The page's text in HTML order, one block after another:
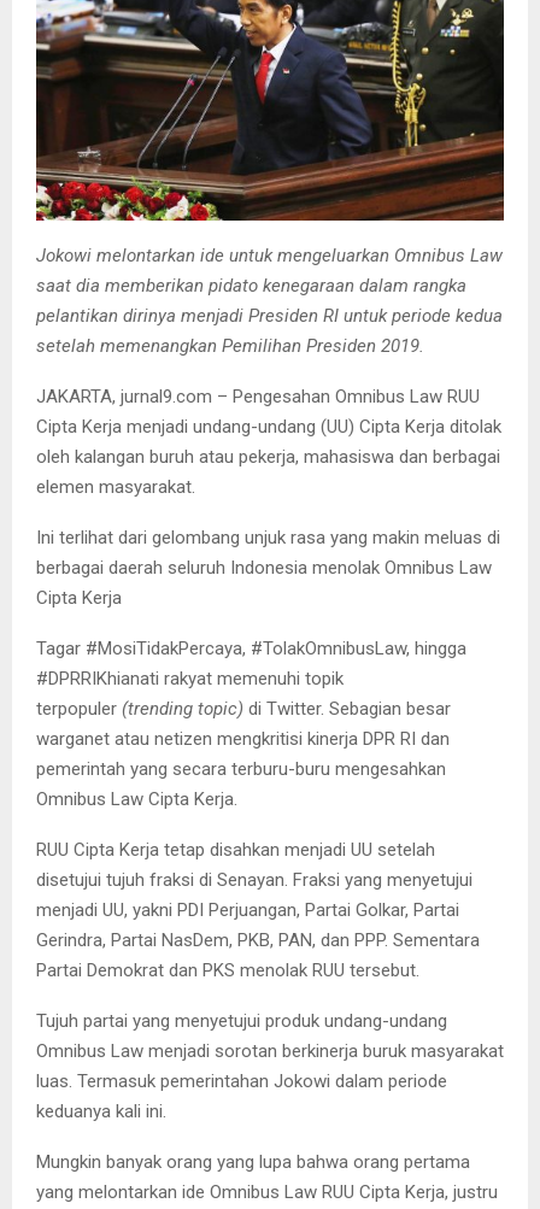
Jokowi melontarkan ide untuk mengeluarkan Omnibus Law
saat dia memberikan pidato kenegaraan dalam rangka
pelantikan dirinya menjadi Presiden RI untuk periode kedua
setelah memenangkan Pemilihan Presiden 2019.
JAKARTA, jurnal9.com – Pengesahan Omnibus Law RUU
Cipta Kerja menjadi undang-undang (UU) Cipta Kerja ditolak
oleh kalangan buruh atau pekerja, mahasiswa dan berbagai
elemen masyarakat.
Ini terlihat dari gelombang unjuk rasa yang makin meluas di
berbagai daerah seluruh Indonesia menolak Omnibus Law
Cipta Kerja
Tagar #MosiTidakPercaya, #TolakOmnibusLaw, hingga
#DPRRIKhianati rakyat memenuhi topik
terpopuler (trending topic) di Twitter. Sebagian besar
warganet atau netizen mengkritisi kinerja DPR RI dan
pemerintah yang secara terburu-buru mengesahkan
Omnibus Law Cipta Kerja.
RUU Cipta Kerja tetap disahkan menjadi UU setelah
disetujui tujuh fraksi di Senayan. Fraksi yang menyetujui
menjadi UU, yakni PDI Perjuangan, Partai Golkar, Partai
Gerindra, Partai NasDem, PKB, PAN, dan PPP. Sementara
Partai Demokrat dan PKS menolak RUU tersebut.
Tujuh partai yang menyetujui produk undang-undang
Omnibus Law menjadi sorotan berkinerja buruk masyarakat
luas. Termasuk pemerintahan Jokowi dalam periode
keduanya kali ini.
Mungkin banyak orang yang lupa bahwa orang pertama
yang melontarkan ide Omnibus Law RUU Cipta Kerja, justru